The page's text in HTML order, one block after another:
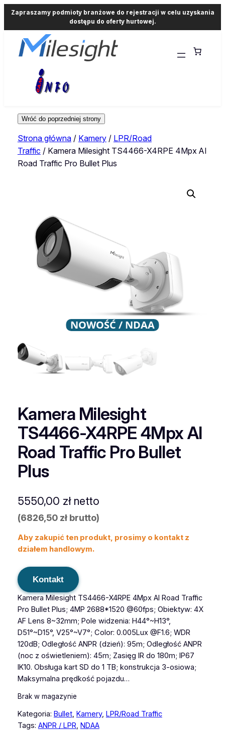
Zapraszamy podmioty branżowe do rejestracji w celu uzyskania
dostępu do oferty hurtowej.
Strona główna/ Kamery/ LPR/Road
Traffic / Kamera Milesight TS4466-X4RPE 4Mpx AI
Road Traffic Pro Bullet Plus
NOWOŚĆ / NDAA
Kamera Milesight
TS4466-X4RPE 4Mpx AI
Road Traffic Pro Bullet
Plus
5550,00 złnetto
(6826,50 złbrutto)
Aby zakupić ten produkt, prosimy o kontakt z
działem handlowym.
Kontakt
Kamera Milesight TS4466-X4RPE 4Mpx AI Road Traffic
Pro Bullet Plus; 4MP 2688*1520 @60fps; Obiektyw: 4X
AF Lens 8~32mm; Pole widzenia: H44°~H13°,
D51°~D15°, V25°~V7°; Color: 0.005Lux @F1.6; WDR
120dB; Odległość ANPR (dzień): 95m; Odległość ANPR
(noc z oświetleniem): 45m; Zasięg IR do 180m; IP67
IK10. Obsługa kart SD do 1 TB; konstrukcja 3-osiowa;
Maksymalna prędkość pojazdu…
Brak w magazynie
Kategoria: Bullet, Kamery, LPR/Road Traffic
Tags: ANPR / LPR, NDAA